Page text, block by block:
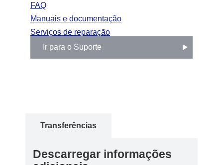
FAQ
Manuais e documentação
Serviços de reparação
Ir para o Suporte
Transferências
Descarregar informações